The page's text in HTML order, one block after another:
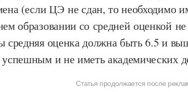
(если ЦЭ не сдан, то необходимо
образовании со средней оценкой
средняя оценка должна быть 6.5 и
и не иметь академических
Статья продолжается после